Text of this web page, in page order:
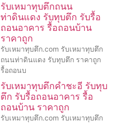
รับเหมาทุบตึกถนน
ท่าดินแดง รับทุบตึก รับรื้อ
ถอนอาคาร รื้อถอนบ้าน
ราคาถูก
รับเหมาทุบตึก.com รับเหมาทุบตึก
ถนนท่าดินแดง รับทุบตึก ราคาถูก
รื้อถอนบ
รับเหมาทุบตึกคำชะอี รับทุบ
ตึก รับรื้อถอนอาคาร รื้อ
ถอนบ้าน ราคาถูก
รับเหมาทุบตึก.com รับเหมาทุบตึก